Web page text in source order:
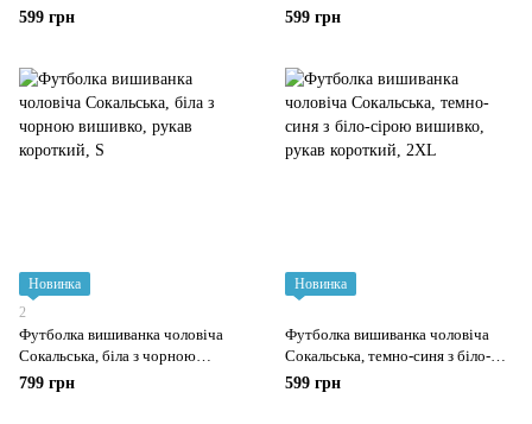
червоною вишивкою, рукав
599 грн
вишивкою, рукав короткий
599 грн
Новинка
2
Футболка вишиванка чоловіча
Сокальська, біла з чорною
вишивко, рукав короткий
799 грн
Новинка
Футболка вишиванка чоловіча
Сокальська, темно-синя з біло-
сірою вишивко, рукав короткий
599 грн